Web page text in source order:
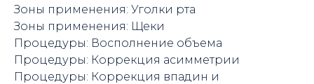
Зоны применения: Уголки рта
Зоны применения: Щеки
Процедуры: Восполнение объема
Процедуры: Коррекция асимметрии
Процедуры: Коррекция впадин и